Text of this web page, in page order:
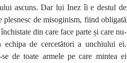
ascuns. Dar lui Inez îi e destul de
plesnesc de misoginism, fiind obligată
din care face parte și care nu-
de cercetători a unchiului ei.
de toate armele pe care mintea ei